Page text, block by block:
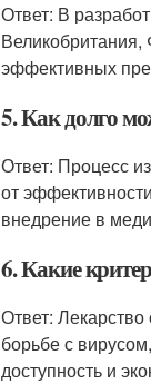
Ответ: В
Великобритания,
эффективных
5. Как долго
Ответ: Процесс
от
внедрение в
6. Какие
Ответ:
борьбе с
доступность и